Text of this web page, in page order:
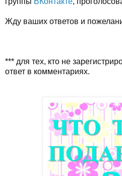
Жду ваших ответов и
*** для тех, кто не
ответ в комментариях.